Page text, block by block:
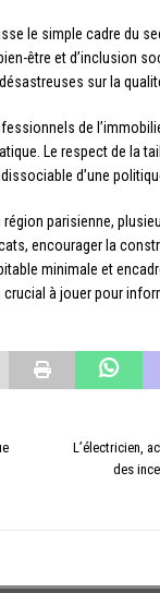
le simple cadre du
être et d’inclusion
sur la
de
Le respect de la
d’une
région parisienne,
encourager la
minimale et
à jouer pour
L’électricien,
des